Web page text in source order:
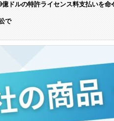
ドルの特許ライセンス料支払いを命
で